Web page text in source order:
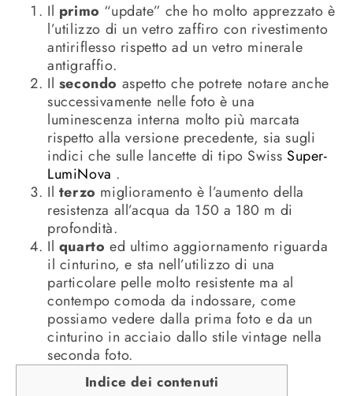
Il primo “update” che ho molto apprezzato è
l’utilizzo di un vetro zaffiro con rivestimento
antiriflesso rispetto ad un vetro minerale
antigraffio.
Il secondo aspetto che potrete notare anche
successivamente nelle foto è una
luminescenza interna molto più marcata
rispetto alla versione precedente, sia sugli
indici che sulle lancette di tipo Swiss Super-
LumiNova .
Il terzo miglioramento è l’aumento della
resistenza all’acqua da 150 a 180 m di
profondità.
Il quarto ed ultimo aggiornamento riguarda
il cinturino, e sta nell’utilizzo di una
particolare pelle molto resistente ma al
contempo comoda da indossare, come
possiamo vedere dalla prima foto e da un
cinturino in acciaio dallo stile vintage nella
seconda foto.
Indice dei contenuti